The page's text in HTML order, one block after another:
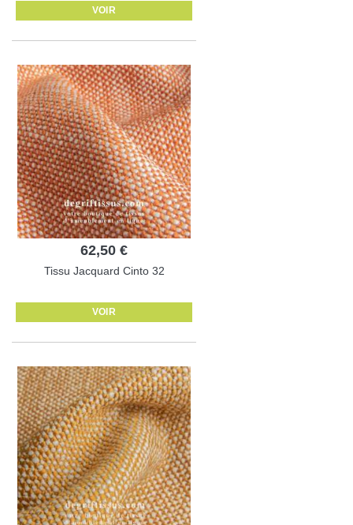
VOIR
62,50 €
Tissu Jacquard Cinto 32
VOIR